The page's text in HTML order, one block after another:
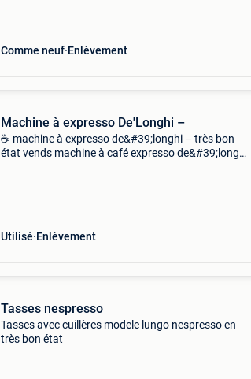
Comme neuf Enlèvement
Machine à expresso De'Longhi –
☕ machine à expresso de&#39;longhi – très bon
état vends machine à café expresso de&#39;longhi,
Utilisé Enlèvement
Tasses nespresso
Tasses avec cuillères modele lungo nespresso en
très bon état